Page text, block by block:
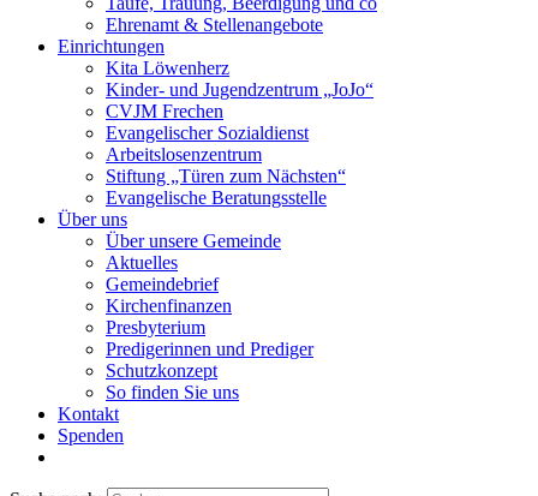
Ehrenamt & Stellenangebote
Einrichtungen
Kita Löwenherz
Kinder- und Jugendzentrum „JoJo“
CVJM Frechen
Evangelischer Sozialdienst
Arbeitslosenzentrum
Stiftung „Türen zum Nächsten“
Evangelische Beratungsstelle
Über uns
Über unsere Gemeinde
Aktuelles
Gemeindebrief
Kirchenfinanzen
Presbyterium
Predigerinnen und Prediger
Schutzkonzept
So finden Sie uns
Kontakt
Spenden